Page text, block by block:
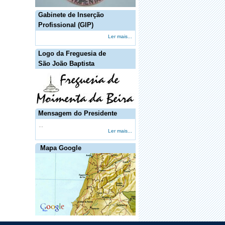
Shutter Down trazem fúria "hard rock"
pela primeira vez ao Porto
Gabinete de Inserção
Profissional (GIP)
Ler mais...
Logo da Freguesia de
São João Baptista
Mensagem do Presidente
Ler mais...
Mapa Google